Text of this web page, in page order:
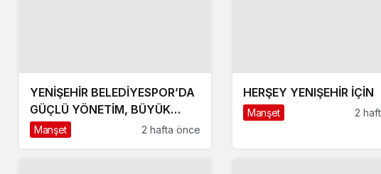
YENİŞEHİR BELEDİYESPOR’DA
GÜÇLÜ YÖNETİM, BÜYÜK
HEDEFLER
Manşet 2 hafta önce
HERŞEY YENIŞEHİR İÇİN
Manşet 2